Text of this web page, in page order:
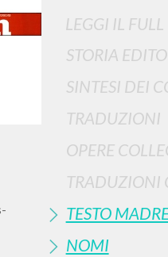
LEGGI IL
STORIA
SINTESI DEI
TRADUZIONI
OPERE
TRADUZIONI
TESTO
NOMI